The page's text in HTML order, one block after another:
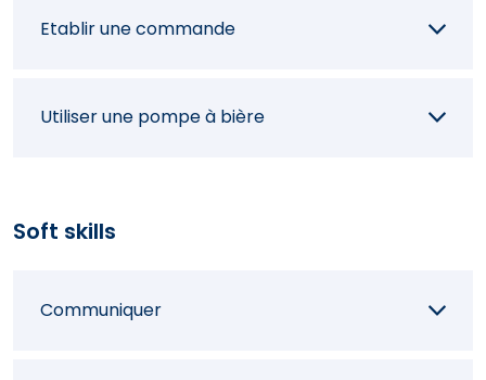
Etablir une commande
Utiliser une pompe à bière
Soft skills
Communiquer